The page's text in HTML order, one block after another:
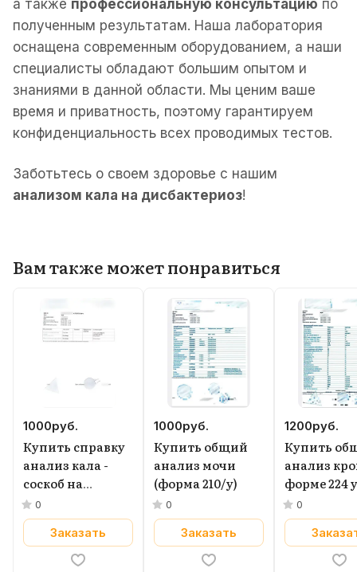
а также профессиональную консультацию по
полученным результатам. Наша лаборатория
оснащена современным оборудованием, а наши
специалисты обладают большим опытом и
знаниями в данной области. Мы ценим ваше
время и приватность, поэтому гарантируем
конфиденциальность всех проводимых тестов.
Заботьтесь о своем здоровье с нашим
анализом кала на дисбактериоз!
Вам также может понравиться
1000руб.
Купить справку
анализ кала -
соскоб на
энтеробиоз
0
Заказать
1000руб.
Купить общий
анализ мочи
(форма 210/у)
0
Заказать
1200руб.
Купить
анализ
форме 224 у
0